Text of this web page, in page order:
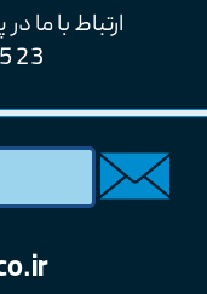
ارتباط با ما